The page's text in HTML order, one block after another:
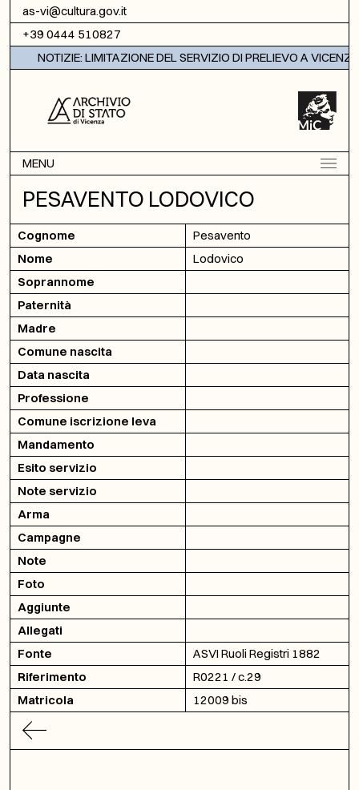
Vai al contenuto
as-vi@cultura.gov.it
+39 0444 510827
NOTIZIE: LIMITAZIONE DEL SERVIZIO DI PRELIEVO A VICENZA
MENU
PESAVENTO LODOVICO
Cognome
Pesavento
Nome
Lodovico
Soprannome
Paternità
Madre
Comune nascita
Data nascita
Professione
Comune iscrizione leva
Mandamento
Esito servizio
Note servizio
Arma
Campagne
Note
Foto
Aggiunte
Allegati
Fonte
ASVI Ruoli Registri 1882
Riferimento
R0221 / c.29
Matricola
12009 bis